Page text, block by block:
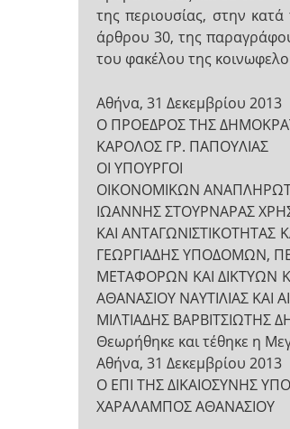
της περιουσίας, στην κατά
άρθρου 30, της
του φακέλου της
Αθήνα, 31 Δεκεμβρίου 2013
Ο ΠΡΟΕΔΡΟΣ ΤΗΣ
ΚΑΡΟΛΟΣ ΓΡ. ΠΑΠΟΥΛΙΑΣ
ΟΙ ΥΠΟΥΡΓΟΙ
ΟΙΚΟΝΟΜΙΚΩΝ
ΙΩΑΝΝΗΣ ΣΤΟΥΡΝΑΡΑΣ
ΚΑΙ
ΓΕΩΡΓΙΑΔΗΣ ΥΠΟΔΟΜΩΝ,
ΜΕΤΑΦΟΡΩΝ ΚΑΙ ΔΙΚΤΥΩΝ
ΑΘΑΝΑΣΙΟΥ ΝΑΥΤΙΛΙΑΣ ΚΑΙ
ΜΙΛΤΙΑΔΗΣ ΒΑΡΒΙΤΣΙΩΤΗΣ
Θεωρήθηκε και τέθηκε η
Αθήνα, 31 Δεκεμβρίου 2013
Ο ΕΠΙ ΤΗΣ ΔΙΚΑΙΟΣΥΝΗΣ
ΧΑΡΑΛΑΜΠΟΣ ΑΘΑΝΑΣΙΟΥ